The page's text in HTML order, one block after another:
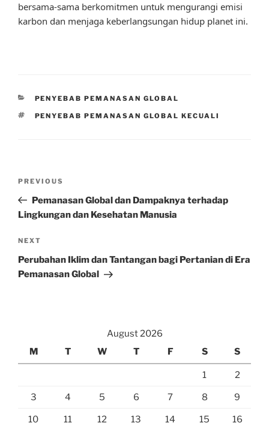
bersama-sama berkomitmen untuk mengurangi emisi
karbon dan menjaga keberlangsungan hidup planet ini.
CATEGORIES
PENYEBAB PEMANASAN GLOBAL
TAGS
PENYEBAB PEMANASAN GLOBAL KECUALI
Previous
Post
PREVIOUS
Pemanasan Global dan Dampaknya terhadap
Lingkungan dan Kesehatan Manusia
Next
Post
NEXT
Perubahan Iklim dan Tantangan bagi Pertanian di Era
Pemanasan Global
August 2026
M
T W T F S S
1 2
3 4 5 6 7 8 9
10 11 12 13 14 15 16